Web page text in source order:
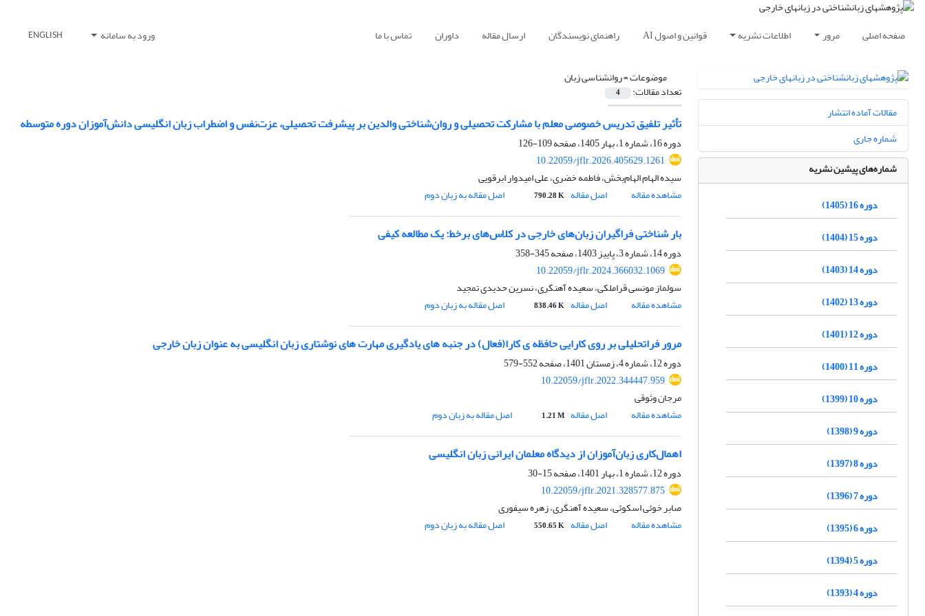
صفحه اصلی مرور اطلاعات نشریه قوانین و اصول AI راهنمای نویسندگان ارسال مقاله داوران تماس با ما ورود به سامانه ENGLISH
موضوعات =روانشناسی زبان
تعداد مقالات: 4
تأثیر تلفیق تدریس خصوصی معلم با مشارکت تحصیلی و روان‌شناختی والدین بر پیشرفت تحصیلی، عزت‌نفس و اضطراب زبان انگلیسی دانش‌آموزان دوره متوسطه
دوره 16، شماره 1، بهار 1405، صفحه
109-126
10.22059/jflr.2026.405629.1261
سیده الهام الهام‌بخش، فاطمه خضری، علی امیدوار ابرقویی
مشاهده مقاله
اصل مقاله 790.28 K اصل مقاله به زبان دوم
بار شناختی فراگیران زبان‌های خارجی در کلاس‌های برخط: یک مطالعه کیفی
دوره 14، شماره 3، پاییز 1403، صفحه
345-358
10.22059/jflr.2024.366032.1069
سولماز مونسی قراملکی، سعیده آهنگری، نسرین حدیدی تمجید
مشاهده مقاله
اصل مقاله 838.46 K اصل مقاله به زبان دوم
مرور فراتحلیلی بر روی کارایی حافظه ی کارا(فعال) در جنبه های یادگیری مهارت های نوشتاری زبان انگلیسی به عنوان زبان خارجی
دوره 12، شماره 4، زمستان 1401، صفحه
552-579
10.22059/jflr.2022.344447.959
مرجان وثوقی
مشاهده مقاله
اصل مقاله 1.21 M اصل مقاله به زبان دوم
اهمال‌کاری زبان‌آموزان از دیدگاه معلمان ایرانی زبان انگلیسی
دوره 12، شماره 1، بهار 1401، صفحه
15-30
10.22059/jflr.2021.328577.875
صابر خوئی اسکوئی، سعیده آهنگری، زهره سیفوری
مشاهده مقاله
اصل مقاله 550.65 K اصل مقاله به زبان دوم
مقالات آماده انتشار
شماره جاری
شماره‌های پیشین نشریه
دوره 16 (1405)
دوره 15 (1404)
دوره 14 (1403)
دوره 13 (1402)
دوره 12 (1401)
دوره 11 (1400)
دوره 10 (1399)
دوره 9 (1398)
دوره 8 (1397)
دوره 7 (1396)
دوره 6 (1395)
دوره 5 (1394)
دوره 4 (1393)